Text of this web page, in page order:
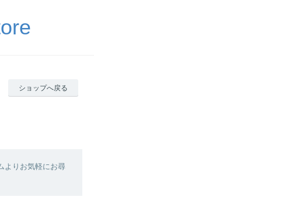
ショップへ戻る
よりお気軽にお尋